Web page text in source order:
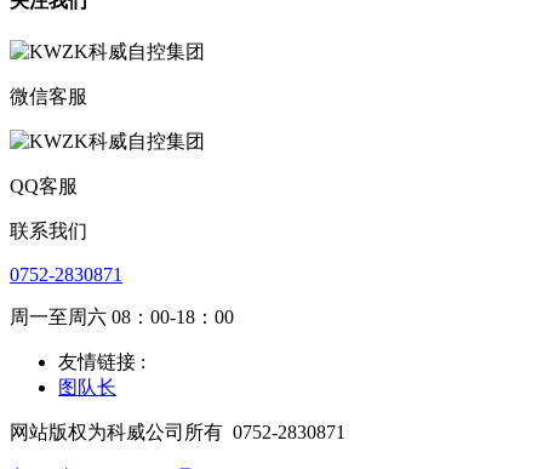
微信客服
QQ客服
联系我们
0752-2830871
周一至周六 08：00-18：00
友情链接 :
图队长
网站版权为科威公司所有 0752-2830871